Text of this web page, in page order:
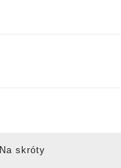
Na skróty